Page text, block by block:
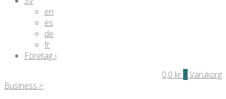
en
es
de
fr
Företag ›
0,0 kr 0 Varukorg
Business >